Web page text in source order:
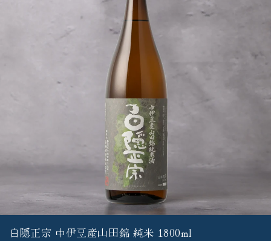
白隠正宗 中伊豆産山田錦 純米 1800ml